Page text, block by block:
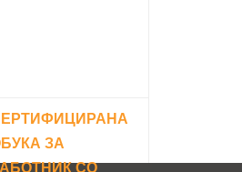
ЗА